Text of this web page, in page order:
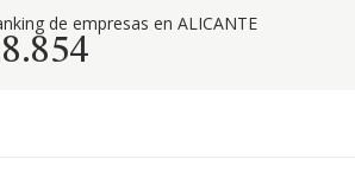
de empresas en ALICANTE